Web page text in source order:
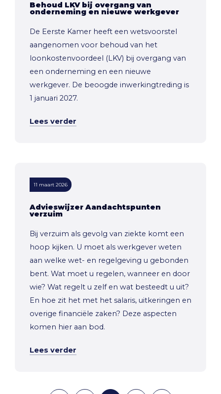
Behoud LKV bij overgang van
onderneming en nieuwe werkgever
De Eerste Kamer heeft een wetsvoorstel
aangenomen voor behoud van het
loonkostenvoordeel (LKV) bij overgang van
een onderneming en een nieuwe
werkgever. De beoogde inwerkingtreding is
1 januari 2027.
Lees verder
11 maart 2026
Advieswijzer Aandachtspunten
verzuim
Bij verzuim als gevolg van ziekte komt een
hoop kijken. U moet als werkgever weten
aan welke wet- en regelgeving u gebonden
bent. Wat moet u regelen, wanneer en door
wie? Wat regelt u zelf en wat besteedt u uit?
En hoe zit het met het salaris, uitkeringen en
overige financiële zaken? Deze aspecten
komen hier aan bod.
Lees verder